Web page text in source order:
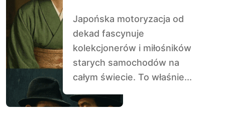
Japońska motoryzacja od
dekad fascynuje
kolekcjonerów i miłośników
starych samochodów na
całym świecie. To właśnie...